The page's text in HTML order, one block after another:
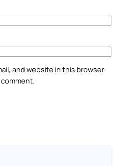
and website in this browser